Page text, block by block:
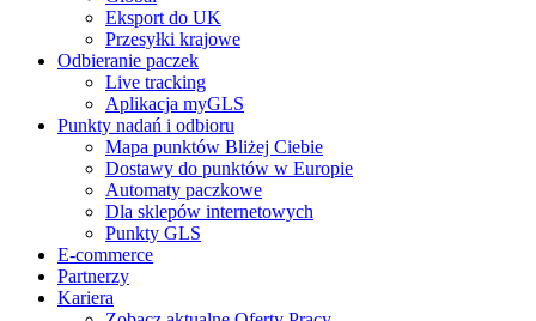
Eksport do UK
Przesyłki krajowe
Odbieranie paczek
Live tracking
Aplikacja myGLS
Punkty nadań i odbioru
Mapa punktów Bliżej Ciebie
Dostawy do punktów w Europie
Automaty paczkowe
Dla sklepów internetowych
Punkty GLS
E-commerce
Partnerzy
Kariera